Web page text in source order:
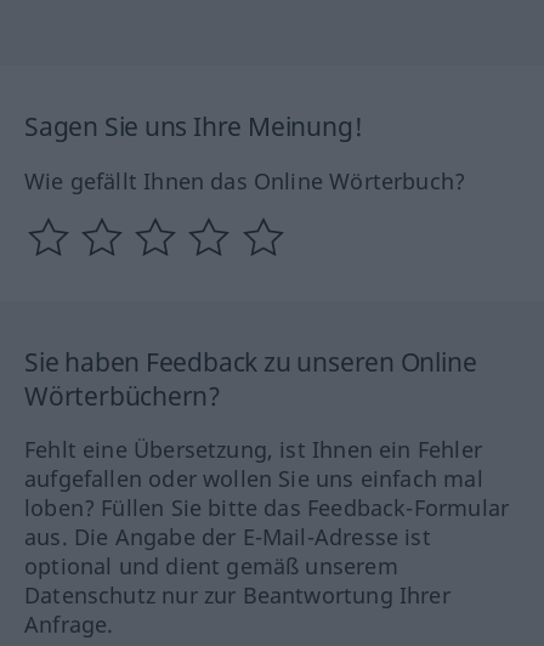
Sagen Sie uns Ihre Meinung!
Wie gefällt Ihnen das Online Wörterbuch?
Sie haben Feedback zu unseren Online
Wörterbüchern?
Fehlt eine Übersetzung, ist Ihnen ein Fehler
aufgefallen oder wollen Sie uns einfach mal
loben? Füllen Sie bitte das Feedback-Formular
aus. Die Angabe der E-Mail-Adresse ist
optional und dient gemäß unserem
Datenschutz nur zur Beantwortung Ihrer
Anfrage.